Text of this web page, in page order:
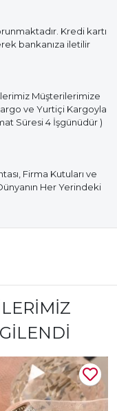
Kredi kartı
bankanıza iletilir
Müşterilerimize
ve Yurtiçi Kargoyla
Süresi 4 İşgünüdür )
Firma Kutuları ve
Her Yerindeki